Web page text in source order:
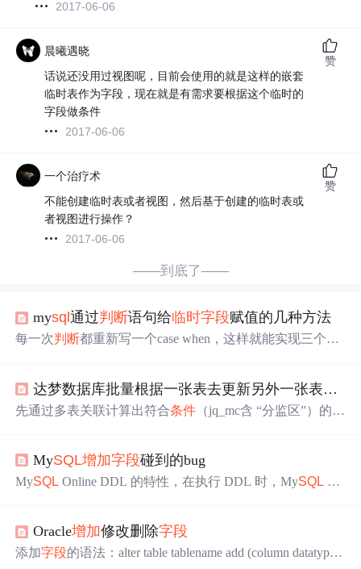
2017-06-06
晨曦遇晓
话说还没用过视图呢，目前会使用的就是这样的嵌套
临时表作为字段，现在就是有需求要根据这个临时的
字段做条件
2017-06-06
赞
一个治疗术
不能创建临时表或者视图，然后基于创建的临时表或
者视图进行操作？
2017-06-06
赞
——到底了——
mysql通过判断语句给临时字段赋值的几种方法
每一次判断都重新写一个case when，这样就能实现三个判
S()函数存放在临时字段a里面，并且以指定的分隔符（这
里用的逗号）隔开。判断sexid的值，当sexid等于1的时
xname的值就为“男”，等于0的时候，sexname的值为“女”，
其他情况则为未知。
达梦数据库批量根据一张表去更新另外一张表
字段
先通过多表关联计算出符合条件 （jq_mc含 “分监区”）的记
录，确保数据准确性。“找到所有含‘分监区’的记录，用它
们的父部门名称 + 自身名称拼接后，更新回原表的对应
MySQL增加字段碰到的bug
MySQL Online DDL 的特性，在执行 DDL 时，MySQL 会
ML 时，理所当然会出现。保险起见，我默默删除了文
字，重新编辑：”亲~数据库连接信息，执行的SQL，具体
Oracle增加修改删除字段
添加字段的语法：alter table tablename add (column datatype